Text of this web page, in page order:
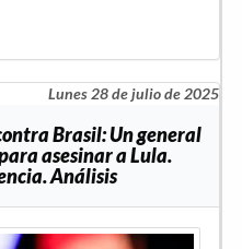
Lunes 28 de julio de 2025
Brasil: Un general
asesinar a Lula.
Análisis